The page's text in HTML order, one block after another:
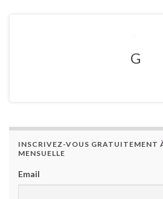
G
INSCRIVEZ-VOUS GRATUITEMENT
MENSUELLE
Email